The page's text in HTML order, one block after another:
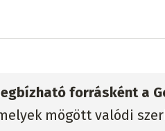
forrásként a
mögött valódi